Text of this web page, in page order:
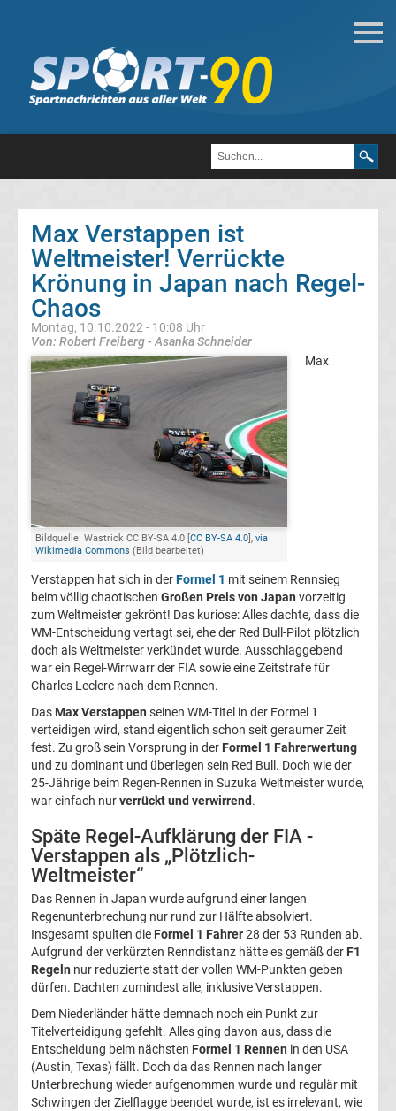
Motorsport
Formel
MotoGP
Formel
Alle
Formel
Live
Ticker
Formel
1
heute
Ergebnisse
Top-
Bundesliga
Tabelle
Bundesliga
Ergebnisse
2.
Liga
Max Verstappen ist
Weltmeister! Verrückte
Krönung in Japan nach Regel-
Chaos
Montag, 10.10.2022 - 10:08 Uhr
Von: Robert Freiberg - Asanka Schneider
Bildquelle: Wastrick CC BY-SA 4.0 [CC BY-SA 4.0], via
Wikimedia Commons (Bild bearbeitet)
Max
Verstappen hat sich in derFormel 1 mit seinem Rennsieg
beim völlig chaotischen Großen Preis von Japan vorzeitig
zum Weltmeister gekrönt! Das kuriose: Alles dachte, dass die
WM-Entscheidung vertagt sei, ehe der Red Bull-Pilot plötzlich
doch als Weltmeister verkündet wurde. Ausschlaggebend
war ein Regel-Wirrwarr der FIA sowie eine Zeitstrafe für
Charles Leclerc nach dem Rennen.
Das Max Verstappen seinen WM-Titel in der Formel 1
verteidigen wird, stand eigentlich schon seit geraumer Zeit
fest. Zu groß sein Vorsprung in der Formel 1 Fahrerwertung
und zu dominant und überlegen sein Red Bull. Doch wie der
25-Jährige beim Regen-Rennen in Suzuka Weltmeister wurde,
war einfach nurverrückt und verwirrend.
Späte Regel-Aufklärung der FIA -
Verstappen als „Plötzlich-
Weltmeister“
Das Rennen in Japan wurde aufgrund einer langen
Regenunterbrechung nur rund zur Hälfte absolviert.
Insgesamt spulten die Formel 1 Fahrer28 der 53 Runden ab.
Aufgrund der verkürzten Renndistanz hätte es gemäß der F1
Regeln nur reduzierte statt der vollen WM-Punkten geben
dürfen. Dachten zumindest alle, inklusive Verstappen.
Dem Niederländer hätte demnach noch ein Punkt zur
Titelverteidigung gefehlt. Alles ging davon aus, dass die
Entscheidung beim nächsten Formel 1 Rennen in den USA
(Austin, Texas) fällt. Doch da das Rennen nach langer
Unterbrechung wieder aufgenommen wurde und regulär mit
Schwingen der Zielflagge beendet wurde, ist es irrelevant, wie